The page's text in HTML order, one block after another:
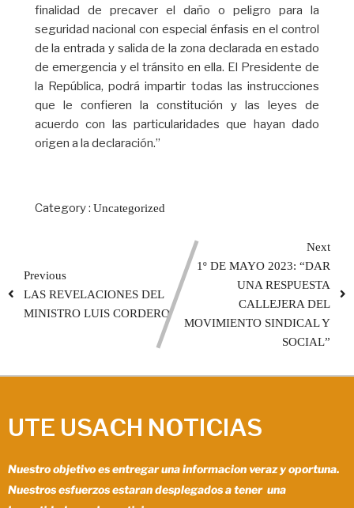
finalidad de precaver el daño o peligro para la
seguridad nacional con especial énfasis en el control
de la entrada y salida de la zona declarada en estado
de emergencia y el tránsito en ella. El Presidente de
la República, podrá impartir todas las instrucciones
que le confieren la constitución y las leyes de
acuerdo con las particularidades que hayan dado
origen a la declaración.”
Category : Uncategorized
Previous
LAS REVELACIONES DEL
MINISTRO LUIS CORDERO
Next
1º DE MAYO 2023: “DAR
UNA RESPUESTA
CALLEJERA DEL
MOVIMIENTO SINDICAL Y
SOCIAL”
UTE USACH NOTICIAS
Nuestro objetivo es entregar una informacion veraz y oportuna.
Nuestros esfuerzos estaran desplegados a tener una